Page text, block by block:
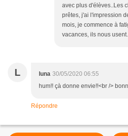
avec plus d'élèves..Les
prêtes, j'ai l'impression
mois, je commence à
vacances, ils nous
L luna 30/05/2020 06:55
hum!! çà donne envie!!<br />
Répondre